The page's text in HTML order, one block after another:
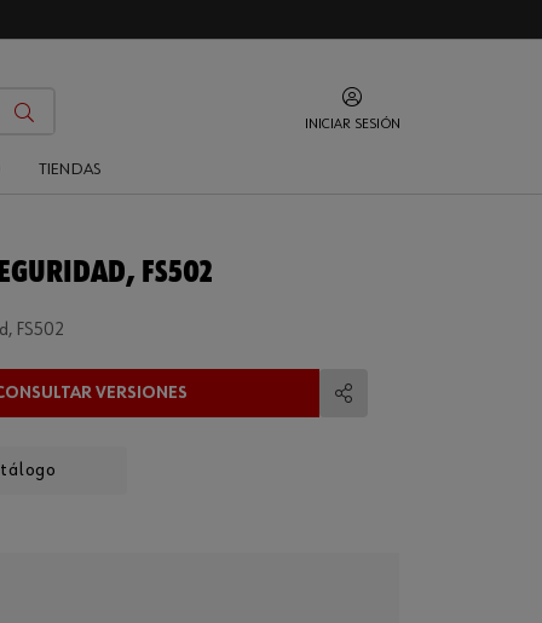
INICIAR SESIÓN
TIENDAS
FS502
FS502
VERSIONES
Compartir